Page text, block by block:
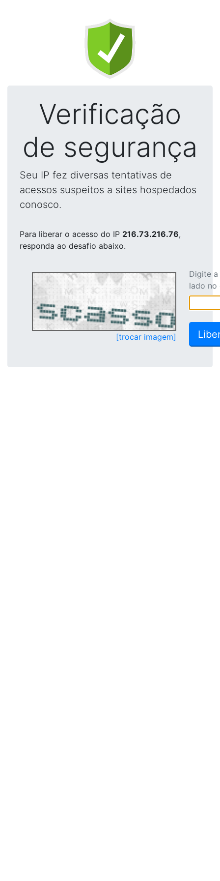
Verificação
de segurança
Seu IP fez diversas tentativas de
acessos suspeitos a sites hospedados
conosco.
Para liberar o acesso do IP 216.73.216.76,
responda ao desafio abaixo.
[trocar imagem]
Digite
lado no